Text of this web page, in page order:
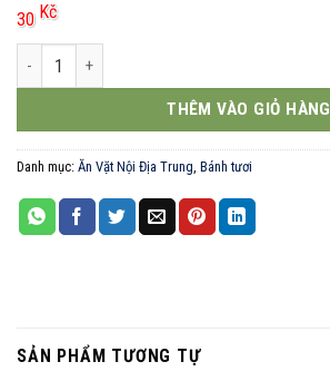
30 Kč
bánh bông lan tam giác dâu số lượng
THÊM VÀO GIỎ HÀNG
Danh mục: Ăn Vặt Nội Địa Trung, Bánh tươi
SẢN PHẨM TƯƠNG TỰ